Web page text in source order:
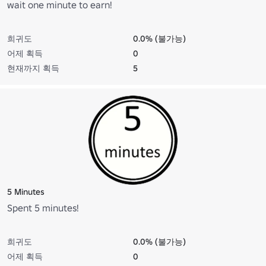
wait one minute to earn!
희귀도
0.0% (불가능)
어제 획득
0
현재까지 획득
5
5 Minutes
Spent 5 minutes!
희귀도
0.0% (불가능)
어제 획득
0